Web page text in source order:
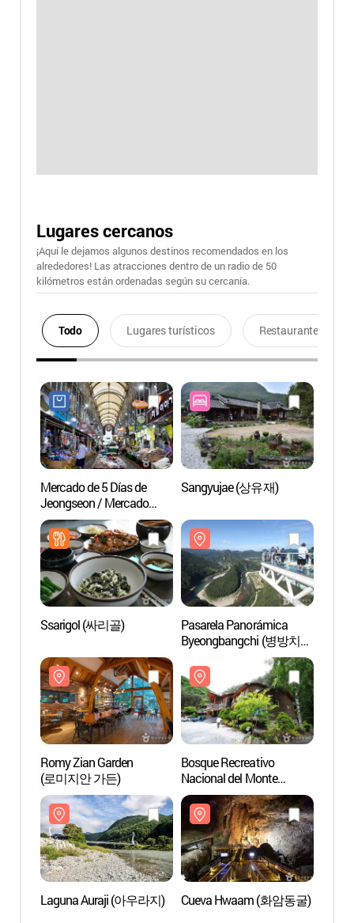
Lugares cercanos
¡Aquí le dejamos algunos destinos recomendados en los
alrededores! Las atracciones dentro de un radio de 50
kilómetros están ordenadas según su cercanía.
Todo Lugares turísticos Restaurantes
Mercado de 5 Días de
Jeongseon / Mercado
Arirang de Jeongseon
(정선5일장 / 정선
아리랑시장 (2, 7일))
Sangyujae (상유재)
Ssarigol (싸리골)
Pasarela Panorámica
Byeongbangchi (병방치
Romy Zian Garden
(로미지안 가든)
Bosque Recreativo
Nacional del Monte
Gariwangsan (국립
가리왕산자연휴양림)
Laguna Auraji (아우라지) Cueva Hwaam (화암동굴)